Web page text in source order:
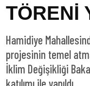
TÖRENİ
Hamidiye
projesinin temel
İklim Değişikliği